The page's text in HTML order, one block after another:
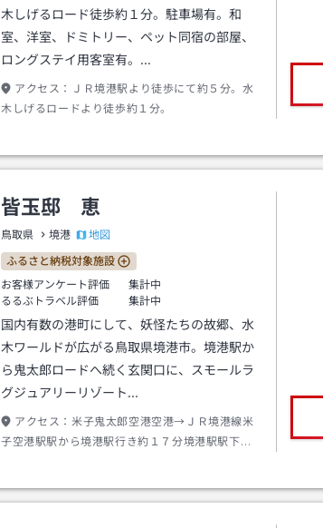
木しげるロード徒歩約１分。駐車場有。和
室、洋室、ドミトリー、ペット同宿の部屋、
ロングステイ用客室有。…
アクセス：
ＪＲ境港駅より徒歩にて約５分。水
木しげるロードより徒歩約１分。
皆玉邸 恵
鳥取県 境港 地図
ふるさと納税対象施設
お客様アンケート評価
集計中
るるぶトラベル評価
集計中
国内有数の港町にして、妖怪たちの故郷、水
木ワールドが広がる鳥取県境港市。境港駅か
ら鬼太郎ロードへ続く玄関口に、スモールラ
グジュアリーリゾート…
アクセス： 米子鬼太郎空港空港→ＪＲ境港線米
子空港駅駅から境港駅行き約１７分境港駅駅下車